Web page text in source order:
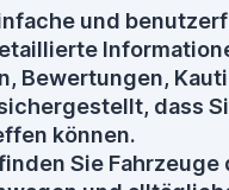
und
Bewertungen,
dass
können.
Sie